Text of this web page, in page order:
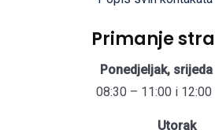
Primanje
Ponedjeljak,
08:30 – 11:00 i 12:00
Utorak